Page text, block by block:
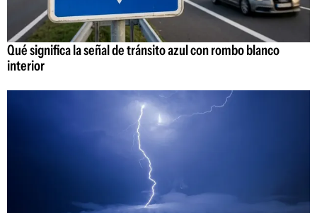
Qué significa la señal de tránsito azul con rombo blanco
interior